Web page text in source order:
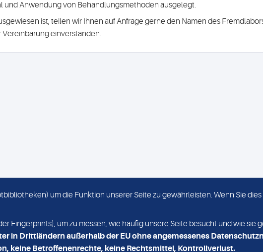
und Anwendung von Behandlungsmethoden ausgelegt.
ist, teilen wir Ihnen auf Anfrage gerne den Namen des
einverstanden.
um die Funktion unserer Seite zu gewährleisten. Wenn Sie
Fingerprints), um zu messen, wie häufig unsere Seite besucht und wie sie
in Drittländern außerhalb der EU ohne angemessenes
keine Betroffenenrechte, keine Rechtsmittel, Kontrollverlust.